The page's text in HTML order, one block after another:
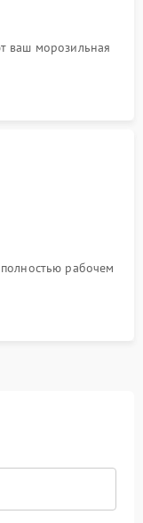
ваш морозильная
рабочем